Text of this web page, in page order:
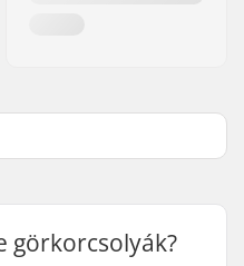
görkorcsolyák?